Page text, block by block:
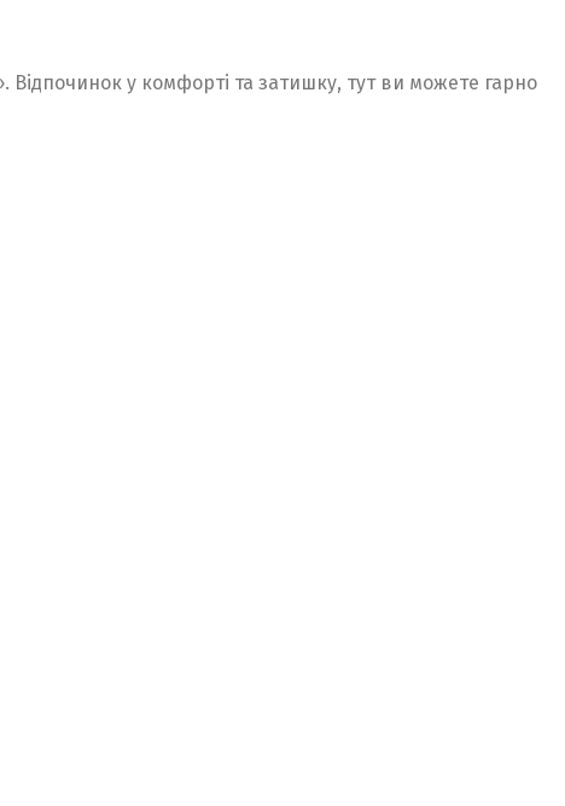
Відпочинок у комфорті та затишку, тут ви можете гарно